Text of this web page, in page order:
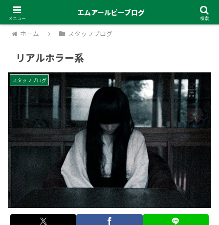
ホーム スタッフブログ
リアルホラー系
スタッフブログ
メニュー
エムアールピーブログ
検索